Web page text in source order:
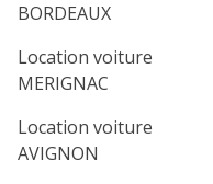
BORDEAUX
Location voiture
MERIGNAC
Location voiture
AVIGNON